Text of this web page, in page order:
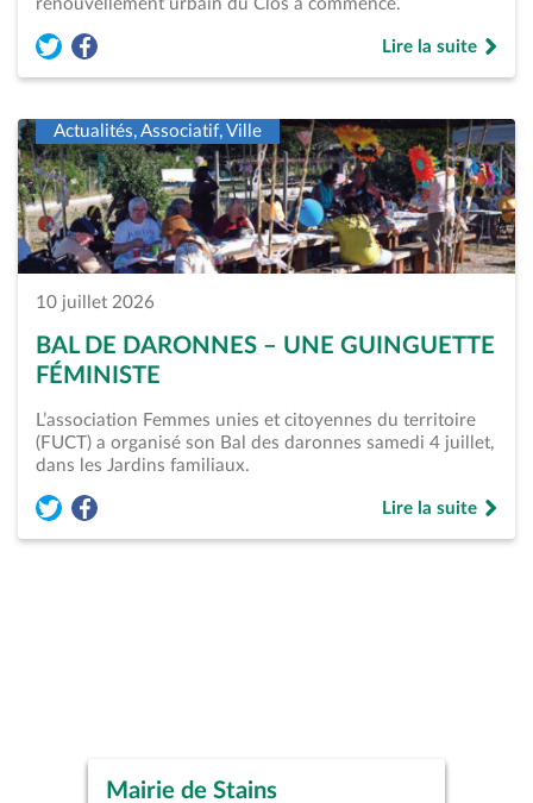
renouvellement urbain du Clos a commencé.
Partager l'article « Transformation urbaine du Clos
Partager l'article « Transformation urbaine du Clos
Lire la suite
de «
Actualités, Associatif, Ville
10 juillet 2026
BAL DE DARONNES – UNE GUINGUETTE
FÉMINISTE
L’association Femmes unies et citoyennes du territoire
(FUCT) a organisé son Bal des daronnes samedi 4 juillet,
dans les Jardins familiaux.
Partager l'article « Bal de daronnes &#8211; Une
Partager l'article « Bal de daronnes &#8211; Une
Lire la suite
de « Bal de
Mairie de Stains
Piscine Municipale René
Studio Théâtre de Stains